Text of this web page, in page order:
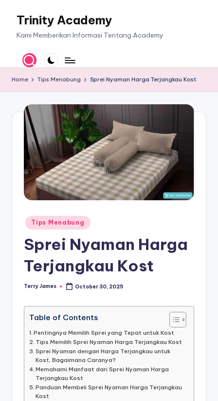
Trinity Academy
Kami Memberikan Informasi Tentang Academy
Home Tips Menabung Sprei Nyaman Harga Terjangkau Kost
Posted
in
Tips Menabung
Sprei Nyaman Harga
Terjangkau Kost
Posted
Terry James October 30, 2025
Table of Contents
Pentingnya Memilih Sprei yang Tepat untuk Kost
Tips Memilih Sprei Nyaman Harga Terjangkau Kost
Sprei Nyaman dengan Harga Terjangkau untuk
Kost, Bagaimana Caranya?
Memahami Manfaat dari Sprei Nyaman Harga
Terjangkau Kost
Panduan Membeli Sprei Nyaman Harga Terjangkau
Kost